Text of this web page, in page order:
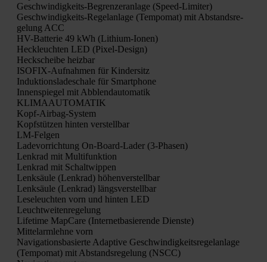
Geschwin­dig­keits-Begren­zer­an­la­ge (Speed-Limi­ter)
Geschwin­dig­keits-Regel­an­la­ge (Tem­po­mat) mit Abstands­re­
ge­lung ACC
HV-Bat­te­rie 49 kWh (Lithi­um-Ionen)
Heck­leuch­ten LED (Pixel-Design)
Heck­schei­be heiz­bar
ISO­FIX-Auf­nah­men für Kin­der­sitz
Induk­ti­ons­la­de­scha­le für Smart­phone
Innen­spie­gel mit Abblend­au­to­ma­tik
KLIMAAUTOMATIK
Kopf-Air­bag-Sys­tem
Kopf­stüt­zen hin­ten ver­stell­bar
LM-Fel­gen
Lade­vor­rich­tung On-Board-Lader (3‑Phasen)
Lenk­rad mit Mul­ti­funk­ti­on
Lenk­rad mit Schalt­wip­pen
Lenk­säu­le (Lenk­rad) höhen­ver­stell­bar
Lenk­säu­le (Lenk­rad) längs­ver­stell­bar
Lese­leuch­ten vorn und hin­ten LED
Leucht­wei­ten­re­ge­lung
Life­time Map­Ca­re (Inter­net­ba­sie­ren­de Diens­te)
Mit­tel­arm­leh­ne vorn
Navi­ga­ti­ons­ba­sier­te Adap­ti­ve Geschwin­dig­keits­re­gel­an­la­ge
(Tem­po­mat) mit Abstands­re­ge­lung (NSCC)